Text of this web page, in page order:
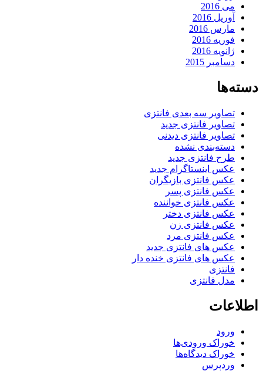
می 2016
آوریل 2016
مارس 2016
فوریه 2016
ژانویه 2016
دسامبر 2015
دسته‌ها
تصاویر سه بعدی فانتزی
تصاویر فانتزی جدید
تصاویر فانتزی دیدنی
دسته‌بندی نشده
طرح فانتزی جدید
عکس اینستاگرام جدید
عکس فانتزی بازیگران
عکس فانتزی پسر
عکس فانتزی خواننده
عکس فانتزی دختر
عکس فانتزی زن
عکس فانتزی مرد
عکس های فانتزی جدید
عکس های فانتزی خنده دار
فانتزی
مدل فانتزی
اطلاعات
ورود
خوراک ورودی‌ها
خوراک دیدگاه‌ها
وردپرس